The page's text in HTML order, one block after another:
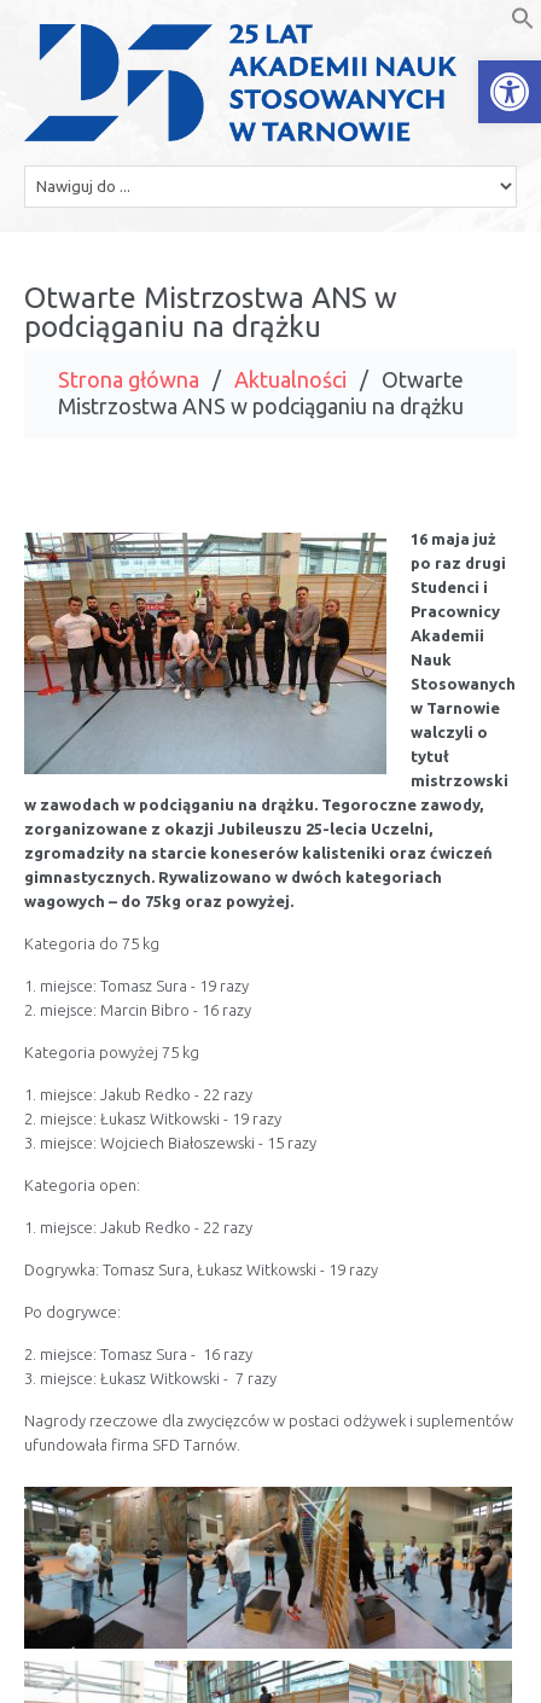
Otwarte Mistrzostwa ANS w
podciąganiu na drążku
Strona główna Aktualności
Otwarte
Mistrzostwa ANS w podciąganiu na drążku
16 maja już
po raz drugi
Studenci i
Pracownicy
Akademii
Nauk
Stosowanych
w Tarnowie
walczyli o
tytuł
mistrzowski
w zawodach w podciąganiu na drążku. Tegoroczne zawody,
zorganizowane z okazji Jubileuszu 25-lecia Uczelni,
zgromadziły na starcie koneserów kalisteniki oraz ćwiczeń
gimnastycznych. Rywalizowano w dwóch kategoriach
wagowych – do 75kg oraz powyżej.
Kategoria do 75 kg
1. miejsce: Tomasz Sura - 19 razy
2. miejsce: Marcin Bibro - 16 razy
Kategoria powyżej 75 kg
1. miejsce: Jakub Redko - 22 razy
2. miejsce: Łukasz Witkowski - 19 razy
3. miejsce: Wojciech Białoszewski - 15 razy
Kategoria open:
1. miejsce: Jakub Redko - 22 razy
Dogrywka: Tomasz Sura, Łukasz Witkowski - 19 razy
Po dogrywce:
2. miejsce: Tomasz Sura - 16 razy
3. miejsce: Łukasz Witkowski - 7 razy
Nagrody rzeczowe dla zwycięzców w postaci odżywek i suplementów
ufundowała firma SFD Tarnów.